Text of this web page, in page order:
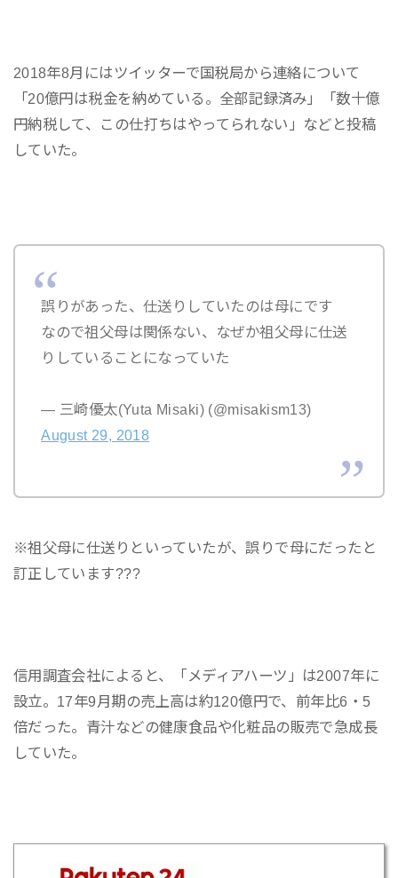
2018年8月にはツイッターで国税局から連絡について
「20億円は税金を納めている。全部記録済み」「数十億
円納税して、この仕打ちはやってられない」などと投稿
していた。
誤りがあった、仕送りしていたのは母にです
なので祖父母は関係ない、なぜか祖父母に仕送
りしていることになっていた
— 三崎優太(Yuta Misaki) (@misakism13)
August 29, 2018
※祖父母に仕送りといっていたが、誤りで母にだったと
訂正しています???
信用調査会社によると、「メディアハーツ」は2007年に
設立。17年9月期の売上高は約120億円で、前年比6・5
倍だった。青汁などの健康食品や化粧品の販売で急成長
していた。